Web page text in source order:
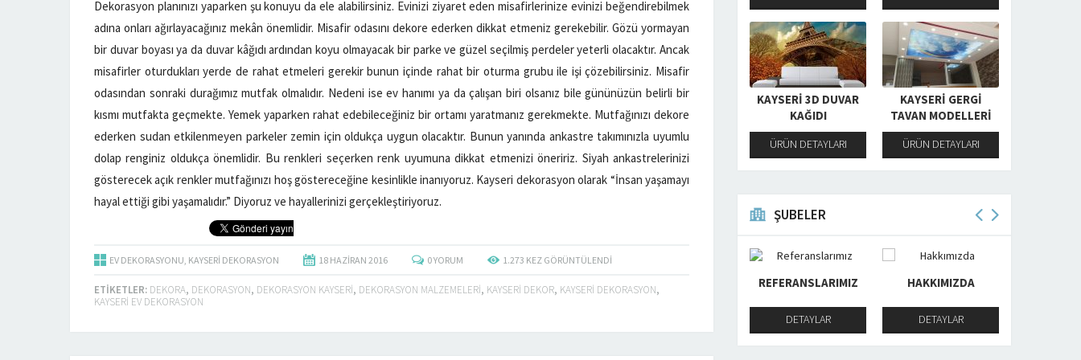
Dekorasyon planınızı yaparken şu konuyu da ele alabilirsiniz. Evinizi ziyaret eden misafirlerinize evinizi beğendirebilmek
adına onları ağırlayacağınız mekân önemlidir. Misafir odasını dekore ederken dikkat etmeniz gerekebilir. Gözü yormayan
bir duvar boyası ya da duvar kâğıdı ardından koyu olmayacak bir parke ve güzel seçilmiş perdeler yeterli olacaktır. Ancak
misafirler oturdukları yerde de rahat etmeleri gerekir bunun içinde rahat bir oturma grubu ile işi çözebilirsiniz. Misafir
odasından sonraki durağımız mutfak olmalıdır. Nedeni ise ev hanımı ya da çalışan biri olsanız bile gününüzün belirli bir
kısmı mutfakta geçmekte. Yemek yaparken rahat edebileceğiniz bir ortamı yaratmanız gerekmekte. Mutfağınızı dekore
ederken sudan etkilenmeyen parkeler zemin için oldukça uygun olacaktır. Bunun yanında ankastre takımınızla uyumlu
dolap renginiz oldukça önemlidir. Bu renkleri seçerken renk uyumuna dikkat etmenizi öneririz. Siyah ankastrelerinizi
gösterecek açık renkler mutfağınızı hoş göstereceğine kesinlikle inanıyoruz. Kayseri dekorasyon olarak “İnsan yaşamayı
hayal ettiği gibi yaşamalıdır.” Diyoruz ve hayallerinizi gerçekleştiriyoruz.
EV DEKORASYONU, KAYSERI DEKORASYON 18 HAZIRAN 2016 0YORUM 1.273 KEZ GÖRÜNTÜLENDI
ETIKETLER: DEKORA, DEKORASYON, DEKORASYON KAYSERI, DEKORASYON MALZEMELERI, KAYSERI DEKOR, KAYSERI DEKORASYON,
KAYSERI EV DEKORASYON
KAYSERI 3D DUVAR
KAĞIDI
ÜRÜN DETAYLARI
KAYSERI GERGI
TAVAN MODELLERI
ÜRÜN DETAYLARI
ŞUBELER
REFERANSLARIMIZ HAKKIMIZDA
DETAYLAR
ONLINE KATALOG
DETAYLAR